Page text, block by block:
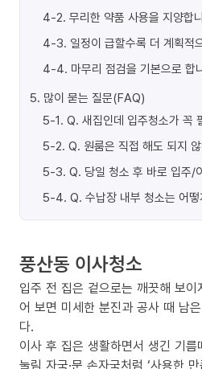
4-2. 무리한 약품 사용을 지양합
4-3. 일정이 급할수록 더 계획적
4-4. 마무리 점검을 기본으로 합
5. 많이 묻는 질문(FAQ)
5-1. Q. 새집인데 입주청소가 꼭
5-2. Q. 원룸은 직접 해도 되지
5-3. Q. 당일 청소 후 바로 입주/
5-4. Q. 수납장 내부 청소는 어
풍산동 이사청소
입주 전 집은 겉으로는 깨끗해 보
어 보면 미세한 분진과 공사 때 남
다.
이사 후 집은 생활하면서 생긴 기름
눌림 자국·문 손자국처럼 ‘사용한